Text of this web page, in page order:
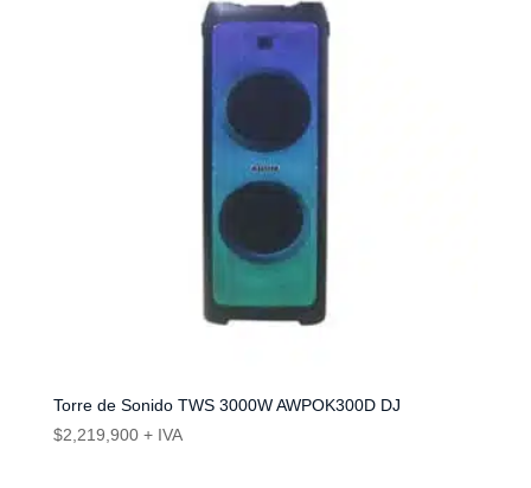
Torre de Sonido TWS 3000W AWPOK300D DJ
$2,219,900 + IVA